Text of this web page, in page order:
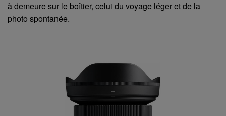
à demeure sur le boîtier, celui du voyage léger et de la
photo spontanée.